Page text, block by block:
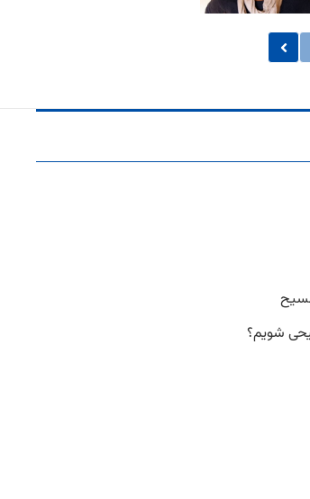
شویم؟